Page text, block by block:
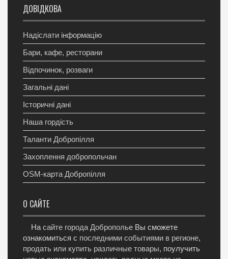
ДОВІДКОВА
Надіслати інформацію
Бари, кафе, ресторани
Відпочинок, розваги
Загальні дані
Історичні дані
Наша гордість
Таланти Добропілля
Захоплення добропольчан
OSM-карта Добропілля
О САЙТЕ
На сайте города Доброполье Вы сможете
ознакомиться с последними событиями в регионе,
продать или купить различные товары, поулучить